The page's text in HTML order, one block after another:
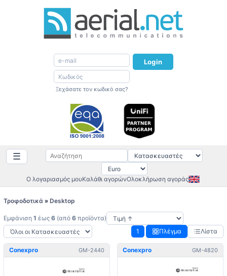
Login
Ξεχάσατε τον κωδικό σας?
☰
Ο λογαριασμός μουΚαλάθι αγορώνΟλοκλήρωση αγοράς
Τροφοδοτικά » Desktop
Εμφάνιση 1 έως 6 (από 6 προϊόντα)
1
Πλέγμα Λίστα
Conexpro GM-2440 Conexpro GM-4820